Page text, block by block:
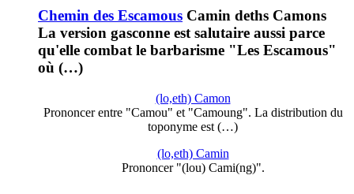
Chemin des Escamous Camin deths Camons
La version gasconne est salutaire aussi parce
qu'elle combat le barbarisme "Les Escamous"
où (…)
(lo,eth) Camon
Prononcer entre "Camou" et "Camoung". La distribution du
toponyme est (…)
(lo,eth) Camin
Prononcer "(lou) Cami(ng)".